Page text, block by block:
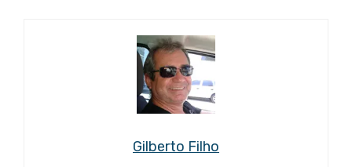
Gilberto Filho